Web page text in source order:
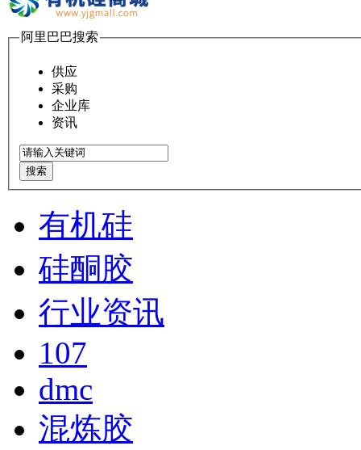
阿里巴巴搜索
供应
采购
企业库
资讯
搜索
有机硅
硅酮胶
行业资讯
107
dmc
混炼胶